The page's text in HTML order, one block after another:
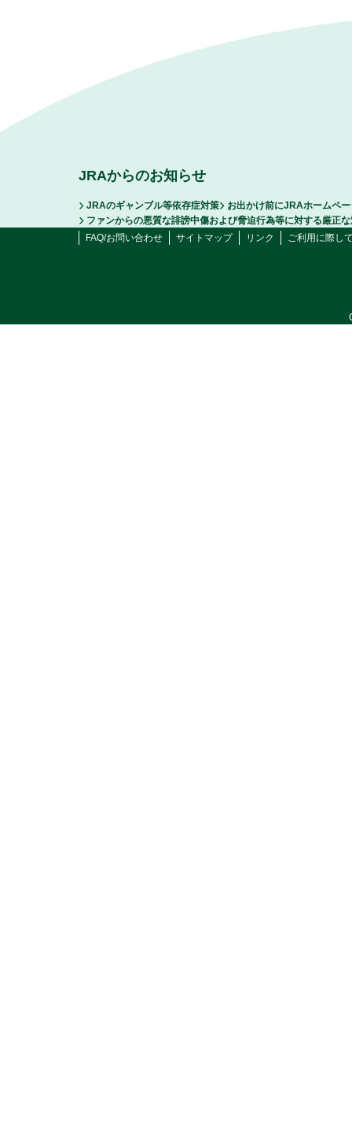
JRAからのお知らせ
JRAのギャンブル等依存症対策
お出かけ前にJRAホームペ
ファンからの悪質な誹謗中傷および脅迫行為等に対する厳正
FAQ/お問い合わせ
サイトマップ リンク ご利用に際し